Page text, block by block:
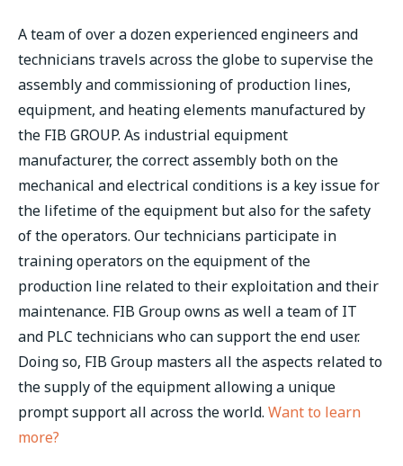
A team of over a dozen experienced engineers and
technicians travels across the globe to supervise the
assembly and commissioning of production lines,
equipment, and heating elements manufactured by
the FIB GROUP. As industrial equipment
manufacturer, the correct assembly both on the
mechanical and electrical conditions is a key issue for
the lifetime of the equipment but also for the safety
of the operators. Our technicians participate in
training operators on the equipment of the
production line related to their exploitation and their
maintenance. FIB Group owns as well a team of IT
and PLC technicians who can support the end user.
Doing so, FIB Group masters all the aspects related to
the supply of the equipment allowing a unique
prompt support all across the world. Want to learn
more?